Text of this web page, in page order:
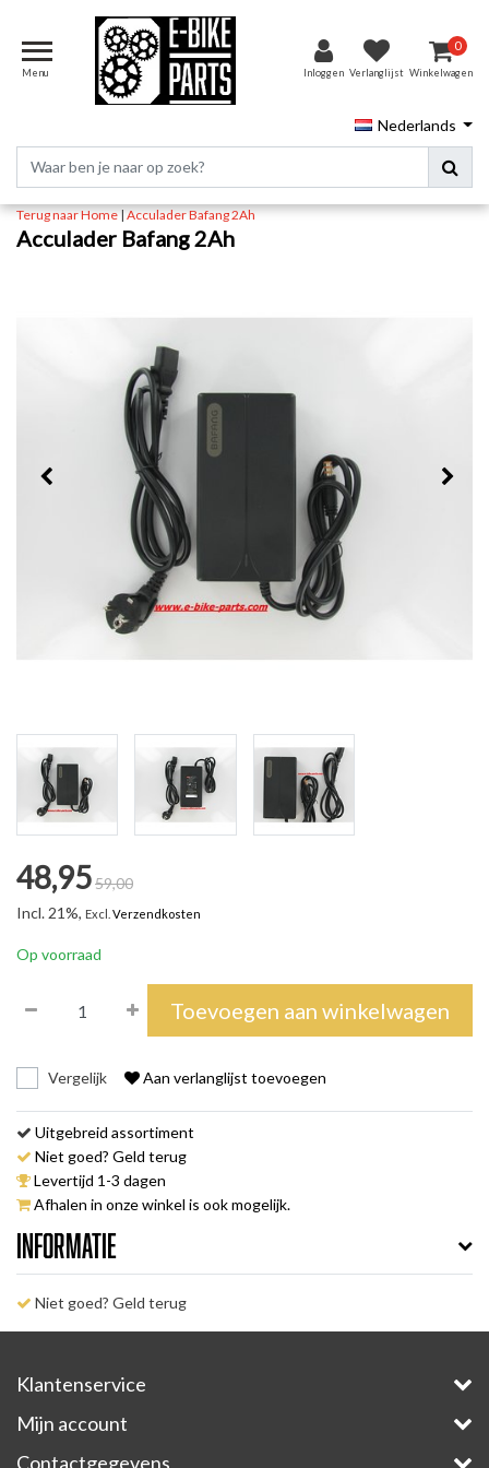
Menu Inloggen Verlanglijst
0
Winkelwagen
Nederlands
Terug naar Home|Acculader Bafang 2Ah
Acculader Bafang 2Ah
48,9559,00
Incl. 21%, Excl. Verzendkosten
Op voorraad
Toevoegen aan winkelwagen
Vergelijk Aan verlanglijst toevoegen
Uitgebreid assortiment
Niet goed? Geld terug
Levertijd 1-3 dagen
Afhalen in onze winkel is ook mogelijk.
Informatie
Niet goed? Geld terug
Klantenservice
Mijn account
Contactgegevens